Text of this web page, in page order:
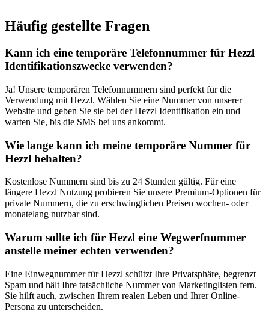
Häufig gestellte Fragen
Kann ich eine temporäre Telefonnummer für Hezzl
Identifikationszwecke verwenden?
Ja! Unsere temporären Telefonnummern sind perfekt für die
Verwendung mit Hezzl. Wählen Sie eine Nummer von unserer
Website und geben Sie sie bei der Hezzl Identifikation ein und
warten Sie, bis die SMS bei uns ankommt.
Wie lange kann ich meine temporäre Nummer für
Hezzl behalten?
Kostenlose Nummern sind bis zu 24 Stunden gültig. Für eine
längere Hezzl Nutzung probieren Sie unsere Premium-Optionen für
private Nummern, die zu erschwinglichen Preisen wochen- oder
monatelang nutzbar sind.
Warum sollte ich für Hezzl eine Wegwerfnummer
anstelle meiner echten verwenden?
Eine Einwegnummer für Hezzl schützt Ihre Privatsphäre, begrenzt
Spam und hält Ihre tatsächliche Nummer von Marketinglisten fern.
Sie hilft auch, zwischen Ihrem realen Leben und Ihrer Online-
Persona zu unterscheiden.